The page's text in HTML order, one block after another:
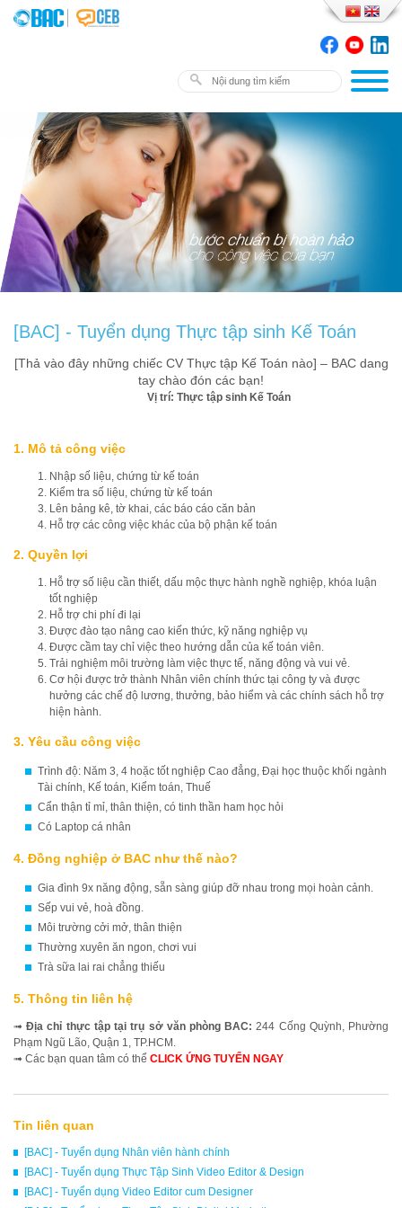
[BAC] - Tuyển dụng Thực tập sinh Kế Toán
[Thả vào đây những chiếc CV Thực tập Kế Toán nào] – BAC dang
tay chào đón các bạn!
Vị trí: Thực tập sinh Kế Toán
1. Mô tả công việc
Nhập số liệu, chứng từ kế toán
Kiểm tra số liệu, chứng từ kế toán
Lên bảng kê, tờ khai, các báo cáo căn bản
Hỗ trợ các công việc khác của bộ phận kế toán
2. Quyền lợi
Hỗ trợ số liệu cần thiết, dấu mộc thực hành nghề nghiệp, khóa luận
tốt nghiệp
Hỗ trợ chi phí đi lại
Được đào tạo nâng cao kiến thức, kỹ năng nghiệp vụ
Được cầm tay chỉ việc theo hướng dẫn của kế toán viên.
Trải nghiệm môi trường làm việc thực tế, năng động và vui vẻ.
Cơ hội được trở thành Nhân viên chính thức tại công ty và được
hưởng các chế độ lương, thưởng, bảo hiểm và các chính sách hỗ trợ
hiện hành.
3. Yêu cầu công việc
Trình độ: Năm 3, 4 hoặc tốt nghiệp Cao đẳng, Đại học thuộc khối ngành
Tài chính, Kế toán, Kiểm toán, Thuế
Cẩn thận tỉ mỉ, thân thiện, có tinh thần ham học hỏi
Có Laptop cá nhân
4. Đồng nghiệp ở BAC như thế nào?
Gia đình 9x năng động, sẵn sàng giúp đỡ nhau trong mọi hoàn cảnh.
Sếp vui vẻ, hoà đồng.
Môi trường cởi mở, thân thiện
Thường xuyên ăn ngon, chơi vui
Trà sữa lai rai chẳng thiếu
5. Thông tin liên hệ
➟Địa chỉ thực tập tại trụ sở văn phòng BAC: 244 Cống Quỳnh, Phường
Phạm Ngũ Lão, Quận 1, TP.HCM.
➟ Các bạn quan tâm có thể CLICK ỨNG TUYỂN NGAY
Tin liên quan
[BAC] - Tuyển dụng Nhân viên hành chính
[BAC] - Tuyển dụng Thực Tập Sinh Video Editor & Design
[BAC] - Tuyển dụng Video Editor cum Designer